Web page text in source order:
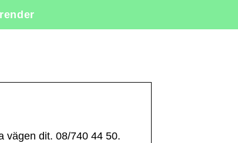
vägen dit. 08/740 44 50.